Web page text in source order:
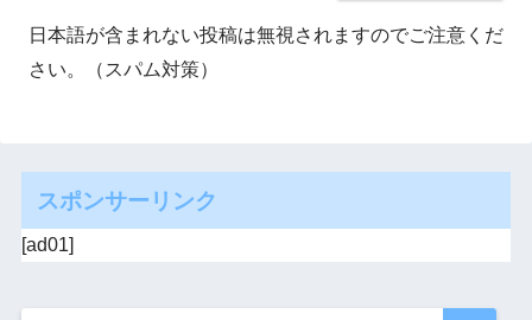
日本語が含まれない投稿は無視されますのでご注意くだ
さい。（スパム対策）
スポンサーリンク
[ad01]